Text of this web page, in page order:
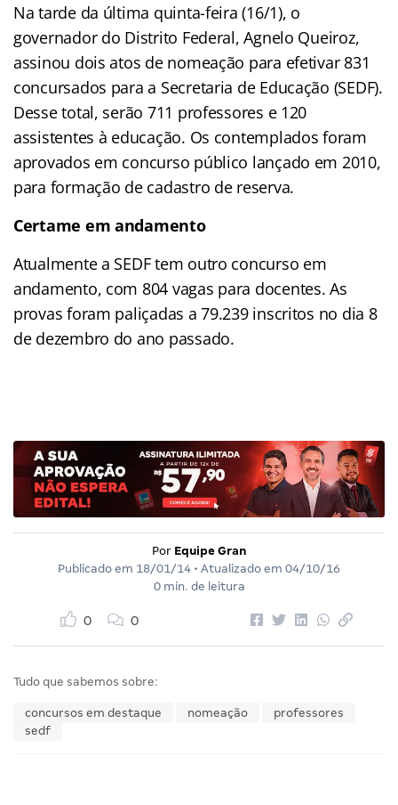
Na tarde da última quinta-feira (16/1), o
governador do Distrito Federal, Agnelo Queiroz,
assinou dois atos de nomeação para efetivar 831
concursados para a Secretaria de Educação (SEDF).
Desse total, serão 711 professores e 120
assistentes à educação. Os contemplados foram
aprovados em concurso público lançado em 2010,
para formação de cadastro de reserva.
Certame em andamento
Atualmente a SEDF tem outro concurso em
andamento, com 804 vagas para docentes. As
provas foram paliçadas a 79.239 inscritos no dia 8
de dezembro do ano passado.
Por Equipe Gran
Publicado em 18/01/14 • Atualizado em 04/10/16
0 min. de leitura
0 0
Tudo que sabemos sobre:
concursos em destaque nomeação
professores
sedf